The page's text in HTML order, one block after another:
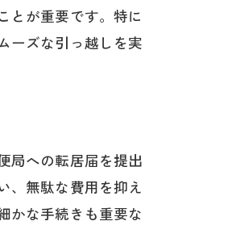
とが重要です。特に
ーズな引っ越しを実
局への転居届を提出
、無駄な費用を抑え
かな手続きも重要な